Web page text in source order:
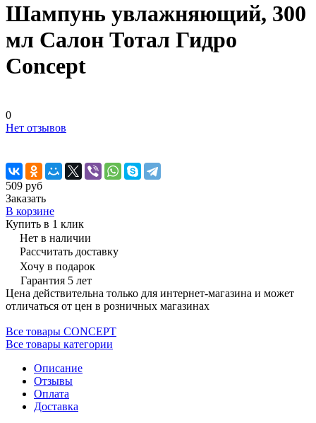
Шампунь увлажняющий, 300
мл Салон Тотал Гидро
Сoncept
0
Нет отзывов
509 руб
Заказать
В корзине
Купить в 1 клик
Нет в наличии
Рассчитать доставку
Хочу в подарок
Гарантия 5 лет
Цена действительна только для интернет-магазина и может
отличаться от цен в розничных магазинах
Все товары CONCEPT
Все товары категории
Описание
Отзывы
Оплата
Доставка